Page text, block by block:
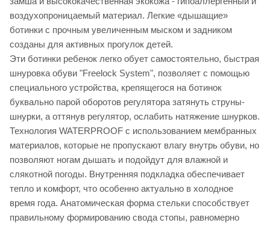
воздухопроницаемый материал. Легкие «дышащие»
ботинки с прочным увеличенным мыском и задником
созданы для активных прогулок детей.
Эти ботинки ребенок легко обует самостоятельно, быстрая
шнуровка обуви "Freelock System", позволяет с помощью
специального устройства, крепящегося на ботинок
буквально парой оборотов регулятора затянуть струны-
шнурки, а оттянув регулятор, ослабить натяжение шнурков.
Технология WATERPROOF с использованием мембранных
материалов, которые не пропускают влагу внутрь обуви, но
позволяют ногам дышать и подойдут для влажной и
слякотной погоды. Внутренняя подкладка обеспечивает
тепло и комфорт, что особенно актуально в холодное
время года. Анатомическая форма стельки способствует
правильному формированию свода стопы, равномерно